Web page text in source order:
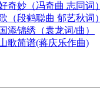
奇妙（冯奇曲 志同词）
（段鹤聪曲 郁艺秋词）
添锦绣（袁龙词/曲）
歌简谱(蒋庆乐作曲)